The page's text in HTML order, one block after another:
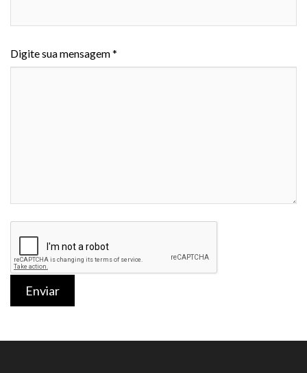
Digite sua mensagem *
Enviar